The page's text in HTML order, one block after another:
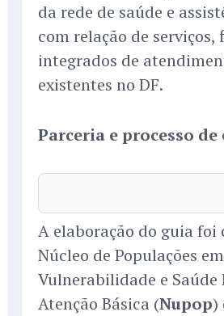
da rede de saúde e
com relação de serviços,
integrados de
existentes no DF.
Parceria e processo
A elaboração do guia foi
Núcleo de Populações
Vulnerabilidade e Saúde
Atenção Básica (Nupop)